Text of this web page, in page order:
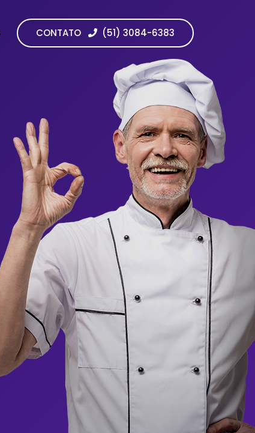
CONTATO (51) 3084-6383